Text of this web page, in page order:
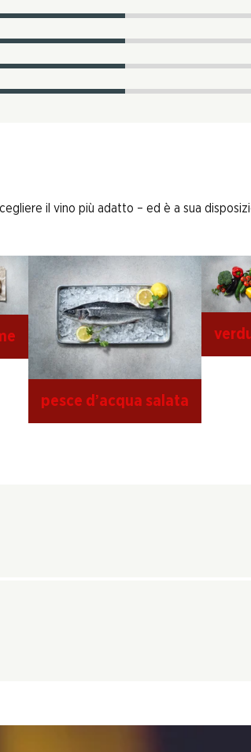
il vino più adatto – ed è a sua
pesce d’acqua salata